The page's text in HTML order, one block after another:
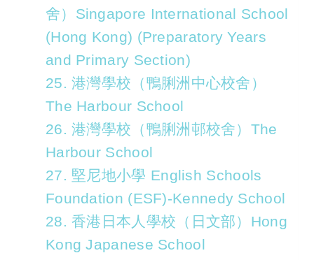
舍）Singapore International School
(Hong Kong) (Preparatory Years
and Primary Section)
25. 港灣學校（鴨脷洲中心校舍）
The Harbour School
26. 港灣學校（鴨脷洲邨校舍）The
Harbour School
27. 堅尼地小學 English Schools
Foundation (ESF)-Kennedy School
28. 香港日本人學校（日文部）Hong
Kong Japanese School